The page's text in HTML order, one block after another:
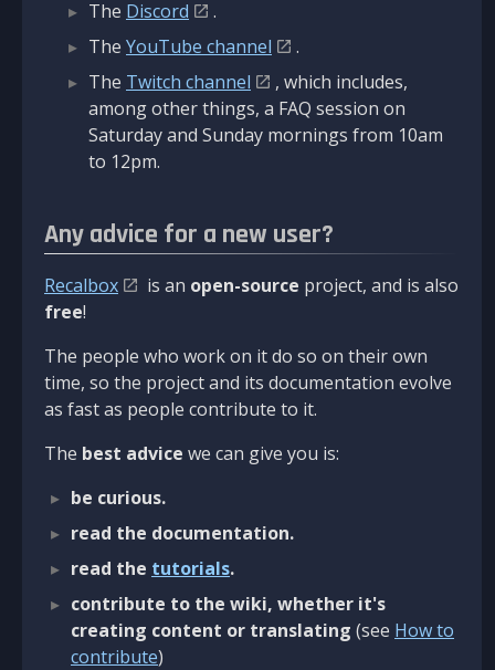
The Discord
.
The YouTube channel
.
The Twitch channel
, which includes,
among other things, a FAQ session on
Saturday and Sunday mornings from 10am
to 12pm.
Any advice for a new user?
Recalbox is an open-source project, and is also
free!
The people who work on it do so on their own
time, so the project and its documentation evolve
as fast as people contribute to it.
The best advice we can give you is:
be curious.
read the documentation.
read the tutorials.
contribute to the wiki, whether it's
creating content or translating (see How to
contribute)